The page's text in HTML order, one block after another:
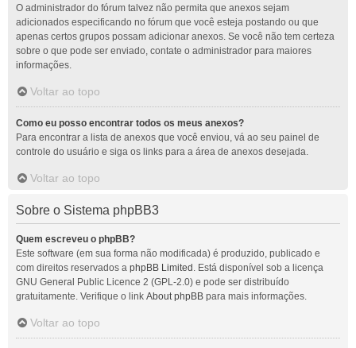
O administrador do fórum talvez não permita que anexos sejam
adicionados especificando no fórum que você esteja postando ou que
apenas certos grupos possam adicionar anexos. Se você não tem certeza
sobre o que pode ser enviado, contate o administrador para maiores
informações.
Voltar ao topo
Como eu posso encontrar todos os meus anexos?
Para encontrar a lista de anexos que você enviou, vá ao seu painel de
controle do usuário e siga os links para a área de anexos desejada.
Voltar ao topo
Sobre o Sistema phpBB3
Quem escreveu o phpBB?
Este software (em sua forma não modificada) é produzido, publicado e
com direitos reservados a phpBB Limited . Está disponível sob a licença
GNU General Public Licence 2 (GPL-2.0) e pode ser distribuído
gratuitamente. Verifique o link About phpBB para mais informações.
Voltar ao topo